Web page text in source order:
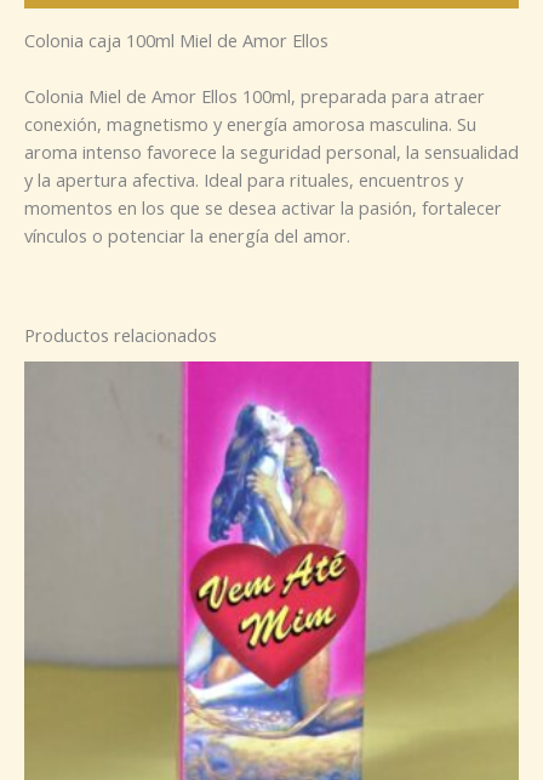
Colonia caja 100ml Miel de Amor Ellos
Colonia Miel de Amor Ellos 100ml, preparada para atraer
conexión, magnetismo y energía amorosa masculina. Su
aroma intenso favorece la seguridad personal, la sensualidad
y la apertura afectiva. Ideal para rituales, encuentros y
momentos en los que se desea activar la pasión, fortalecer
vínculos o potenciar la energía del amor.
Productos relacionados